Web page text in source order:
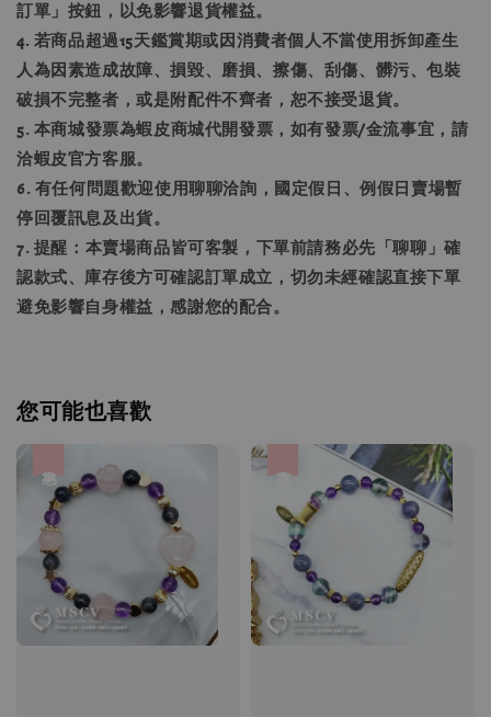
訂單」按鈕，以免影響退貨權益。
4. 若商品超過15天鑑賞期或因消費者個人不當使用拆卸產生
人為因素造成故障、損毀、磨損、擦傷、刮傷、髒污、包裝
破損不完整者，或是附配件不齊者，恕不接受退貨。
5. 本商城發票為蝦皮商城代開發票，如有發票/金流事宜，請
洽蝦皮官方客服。
6. 有任何問題歡迎使用聊聊洽詢，國定假日、例假日賣場暫
停回覆訊息及出貨。
7. 提醒：本賣場商品皆可客製，下單前請務必先「聊聊」確
認款式、庫存後方可確認訂單成立，切勿未經確認直接下單
避免影響自身權益，感謝您的配合。
您可能也喜歡